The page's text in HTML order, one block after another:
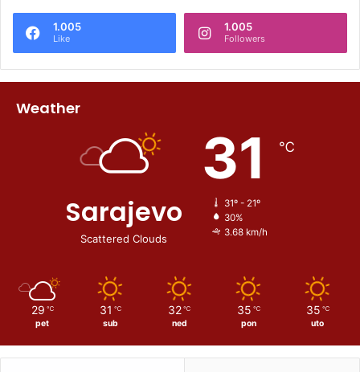
1.005
Like
1.005
Followers
Weather
Sarajevo
Scattered Clouds
31 ℃
31º - 21º
30%
3.68 km/h
29 ℃
pet
31 ℃
sub
32 ℃
ned
35 ℃
pon
35 ℃
uto